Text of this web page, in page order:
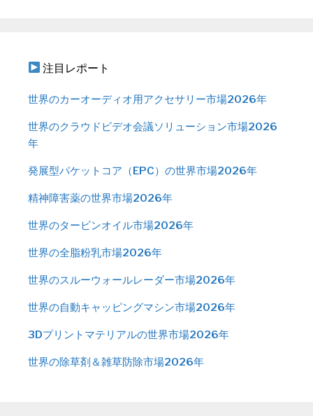
注目レポート
世界のカーオーディオ用アクセサリー市場2026年
世界のクラウドビデオ会議ソリューション市場2026
年
発展型パケットコア（EPC）の世界市場2026年
精神障害薬の世界市場2026年
世界のタービンオイル市場2026年
世界の全脂粉乳市場2026年
世界のスルーウォールレーダー市場2026年
世界の自動キャッピングマシン市場2026年
3Dプリントマテリアルの世界市場2026年
世界の除草剤＆雑草防除市場2026年